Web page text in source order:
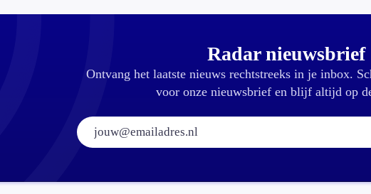
Radar nieuwsbrief
Ontvang het laatste nieuws rechtstreeks in je inbox.
voor onze nieuwsbrief en blijf altijd op
E-mailadres: